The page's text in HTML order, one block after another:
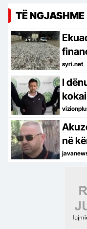
TË NGJASHME
syri.net
I
në